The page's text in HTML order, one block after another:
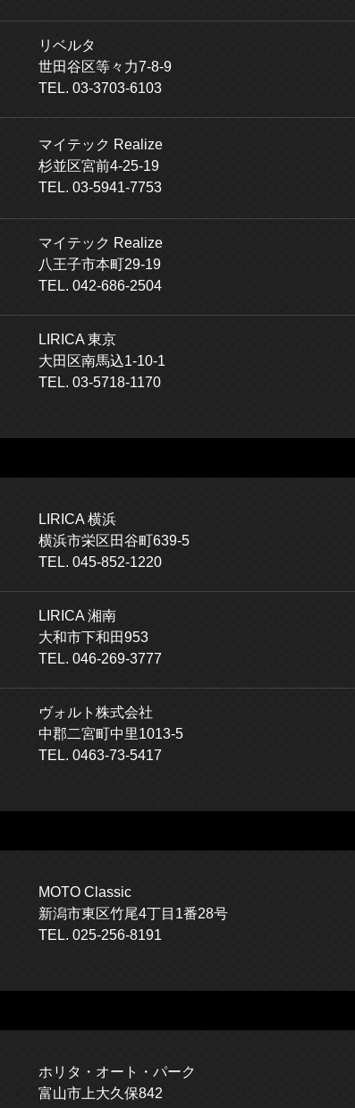
リベルタ
世田谷区等々力7-8-9
TEL. 03-3703-6103
マイテック Realize
杉並区宮前4-25-19
TEL. 03-5941-7753
マイテック Realize
八王子市本町29-19
TEL. 042-686-2504
LIRICA 東京
大田区南馬込1-10-1
TEL. 03-5718-1170
LIRICA 横浜
横浜市栄区田谷町639-5
TEL. 045-852-1220
LIRICA 湘南
大和市下和田953
TEL. 046-269-3777
ヴォルト株式会社
中郡二宮町中里1013-5
TEL. 0463-73-5417
MOTO Classic
新潟市東区竹尾4丁目1番28号
TEL. 025-256-8191
ホリタ・オート・パーク
富山市上大久保842